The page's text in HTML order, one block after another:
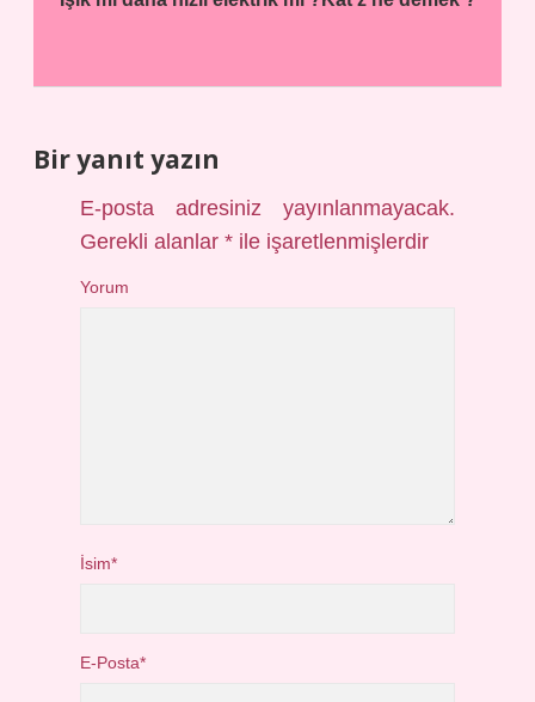
Bir yanıt yazın
E-posta adresiniz yayınlanmayacak.
Gerekli alanlar* ile işaretlenmişlerdir
Yorum
İsim*
E-Posta*